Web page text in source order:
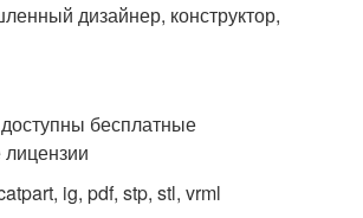
дизайнер, конструктор,
бесплатные
ig, pdf, stp, stl, vrml